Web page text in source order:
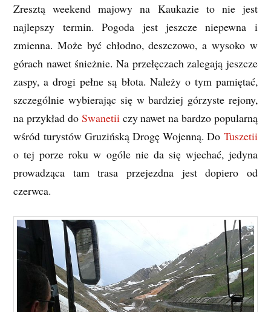
Zresztą weekend majowy na Kaukazie to nie jest
najlepszy termin. Pogoda jest jeszcze niepewna i
zmienna. Może być chłodno, deszczowo, a wysoko w
górach nawet śnieżnie. Na przełęczach zalegają jeszcze
zaspy, a drogi pełne są błota. Należy o tym pamiętać,
szczególnie wybierając się w bardziej górzyste rejony,
na przykład doSwanetiiczy nawet na bardzo popularną
wśród turystów Gruzińską Drogę Wojenną. Do Tuszetii
o tej porze roku w ogóle nie da się wjechać, jedyna
prowadząca tam trasa przejezdna jest dopiero od
czerwca.